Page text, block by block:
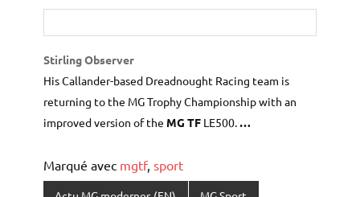
Stirling Observer
His Callander-based Dreadnought Racing team is
returning to the MG Trophy Championship with an
improved version of the MG TF LE500.…
Marqué avec mgtf, sport